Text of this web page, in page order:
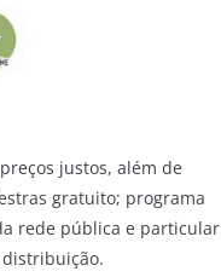
justos, além de
gratuito; programa
rede pública e particular